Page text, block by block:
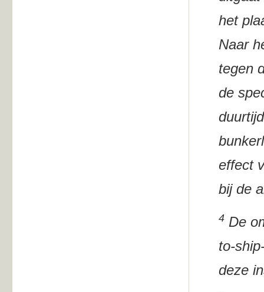
het
Naar
tegen
de
effect
bij de
4 De
to-
deze